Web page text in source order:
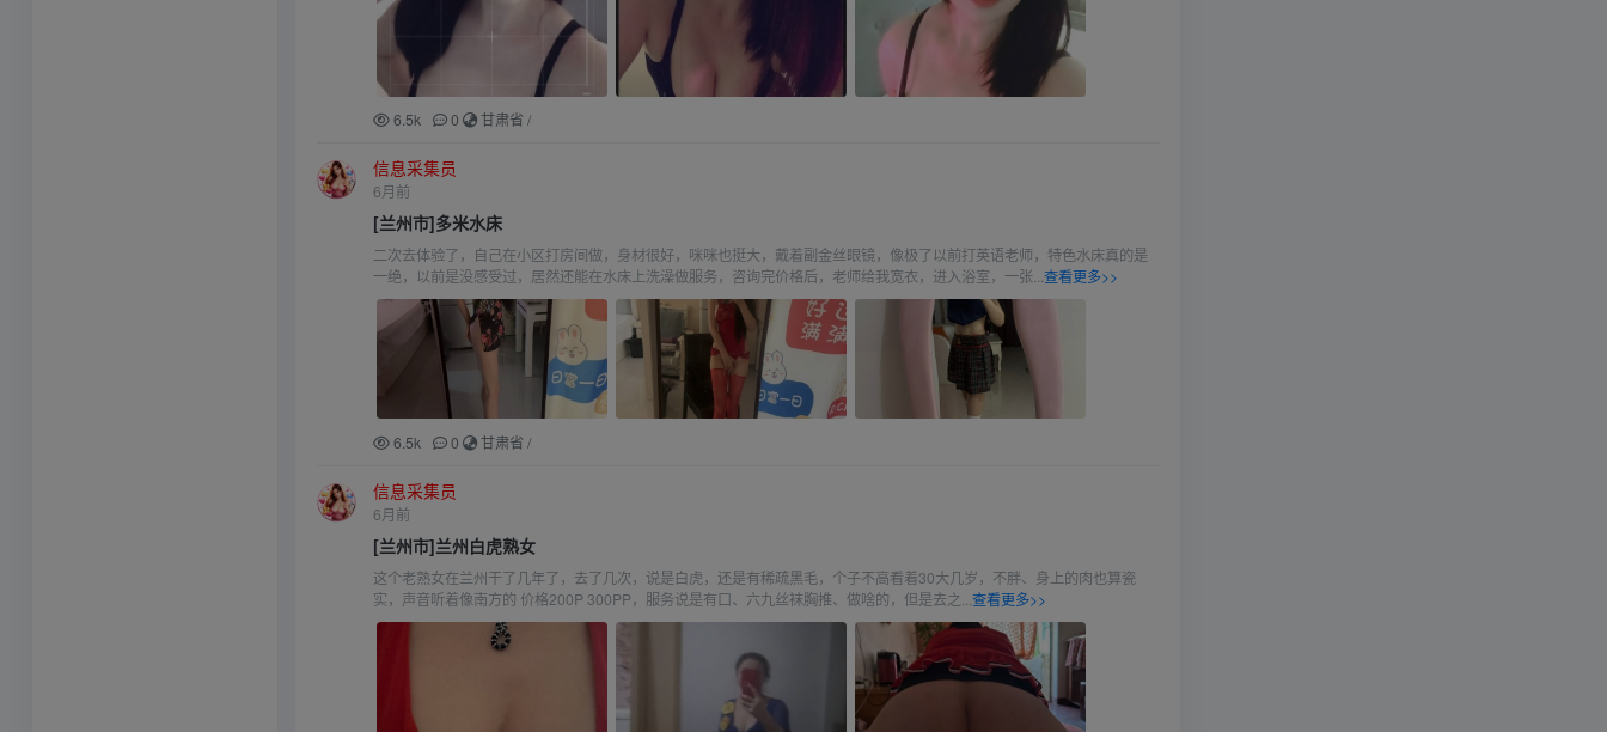
6.5k 0 甘肃省/
信息采集员
6月前
[兰州市]多米水床
二次去体验了，自己在小区打房间做，身材很好，咪咪也挺大，戴着副金丝眼镜，像极了以前打英语老师，特色水床真的是
一绝，以前是没感受过，居然还能在水床上洗澡做服务，咨询完价格后，老师给我宽衣，进入浴室，一张...查看更多>>
6.5k 0 甘肃省/
信息采集员
6月前
[兰州市]兰州白虎熟女
这个老熟女在兰州干了几年了，去了几次，说是白虎，还是有稀疏黑毛，个子不高看着30大几岁，不胖、身上的肉也算瓷
实，声音听着像南方的 价格200P 300PP，服务说是有口、六九丝袜胸推、做啥的，但是去之...查看更多>>